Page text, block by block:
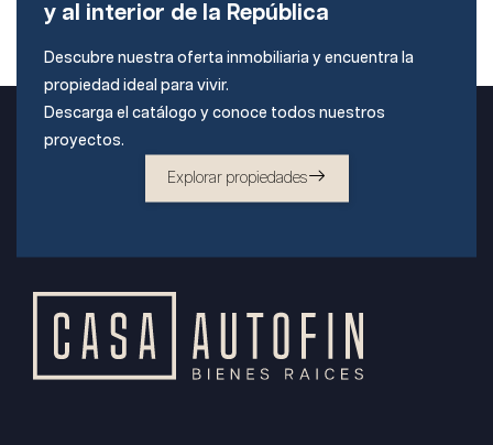
y al interior de la República
Descubre nuestra oferta inmobiliaria y encuentra la
propiedad ideal para vivir.
Descarga el catálogo y conoce todos nuestros
proyectos.
Explorar propiedades